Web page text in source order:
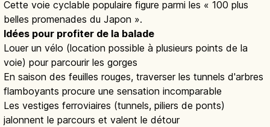
Cette voie cyclable populaire figure parmi les « 100 plus
belles promenades du Japon ».
Idées pour profiter de la balade
Louer un vélo (location possible à plusieurs points de la
voie) pour parcourir les gorges
En saison des feuilles rouges, traverser les tunnels d'arbres
flamboyants procure une sensation incomparable
Les vestiges ferroviaires (tunnels, piliers de ponts)
jalonnent le parcours et valent le détour